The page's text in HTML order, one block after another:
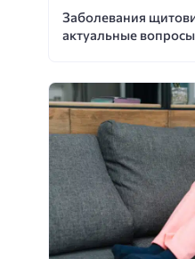
Заболевания
актуальные вопросы